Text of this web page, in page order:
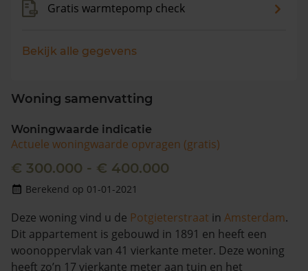
Gratis warmtepomp check
Bekijk alle gegevens
Woning samenvatting
Woningwaarde indicatie
Actuele woningwaarde opvragen (gratis)
€ 300.000 - € 400.000
Berekend op 01-01-2021
Deze woning vind u de Potgieterstraat in Amsterdam.
Dit appartement is gebouwd in 1891 en heeft een
woonoppervlak van 41 vierkante meter. Deze woning
heeft zo’n 17 vierkante meter aan tuin en het